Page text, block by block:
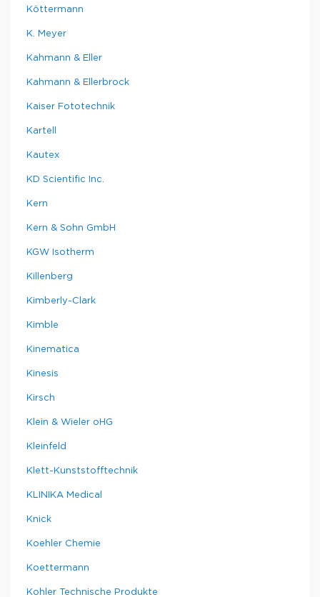
Köttermann
K. Meyer
Kahmann & Eller
Kahmann & Ellerbrock
Kaiser Fototechnik
Kartell
Kautex
KD Scientific Inc.
Kern
Kern & Sohn GmbH
KGW Isotherm
Killenberg
Kimberly-Clark
Kimble
Kinematica
Kinesis
Kirsch
Klein & Wieler oHG
Kleinfeld
Klett-Kunststofftechnik
KLINIKA Medical
Knick
Koehler Chemie
Koettermann
Kohler Technische Produkte